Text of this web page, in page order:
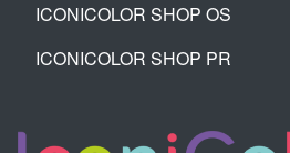
ICONICOLOR SHOP OS
ICONICOLOR SHOP PR